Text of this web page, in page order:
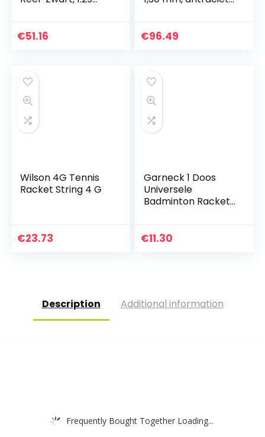
€51.16 €96.49
Wilson 4G Tennis
Racket String 4 G
€23.73
Garneck 1 Doos
Universele
Badminton Racket
Emmer String
€11.30
Description Additional information
Frequently Bought Together Loading...